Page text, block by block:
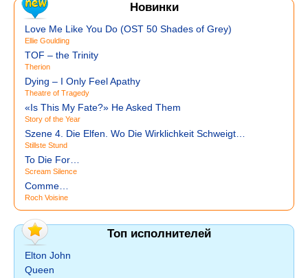
Новинки
Love Me Like You Do (OST 50 Shades of Grey)
Ellie Goulding
TOF – the Trinity
Therion
Dying – I Only Feel Apathy
Theatre of Tragedy
«Is This My Fate?» He Asked Them
Story of the Year
Szene 4. Die Elfen. Wo Die Wirklichkeit Schweigt…
Stillste Stund
To Die For…
Scream Silence
Comme…
Roch Voisine
Топ исполнителей
Elton John
Queen